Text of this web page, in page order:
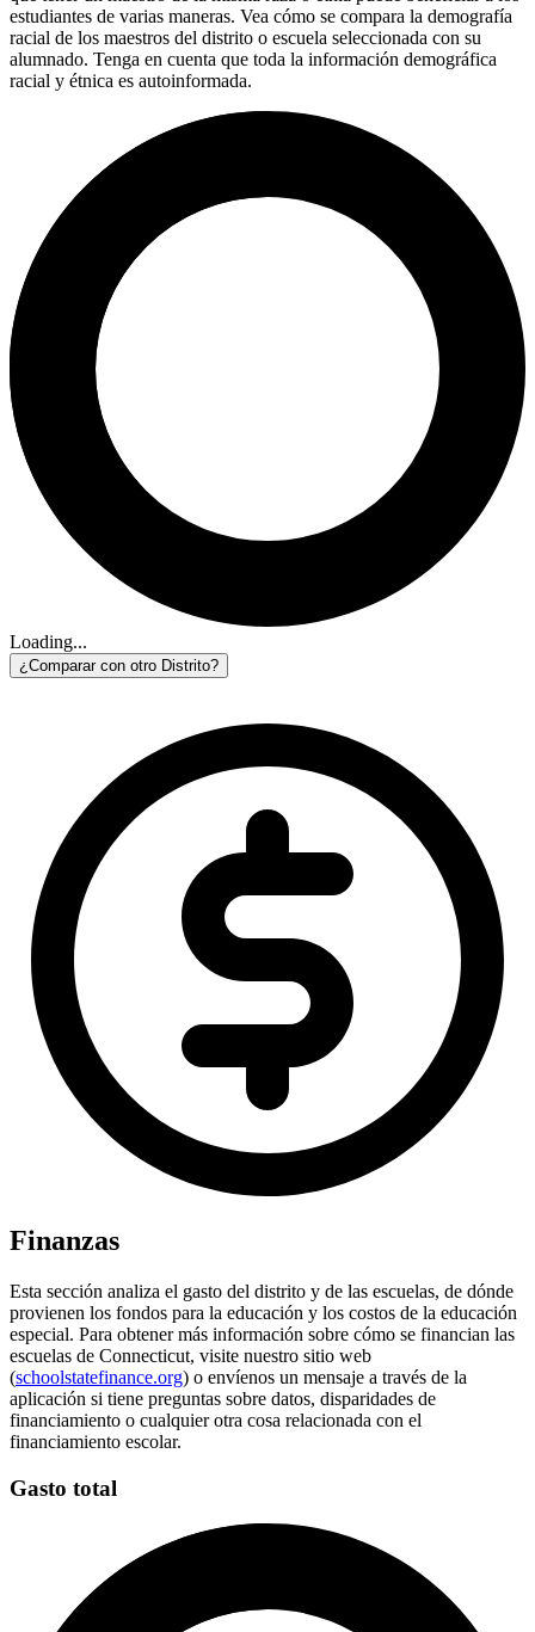
estudiantes de varias maneras. Vea cómo se compara la demografía
racial de los maestros del distrito o escuela seleccionada con su
alumnado. Tenga en cuenta que toda la información demográfica
racial y étnica es autoinformada.
Loading...
¿Comparar con otro Distrito?
Finanzas
Esta sección analiza el gasto del distrito y de las escuelas, de dónde
provienen los fondos para la educación y los costos de la educación
especial. Para obtener más información sobre cómo se financian las
escuelas de Connecticut, visite nuestro sitio web
(schoolstatefinance.org) o envíenos un mensaje a través de la
aplicación si tiene preguntas sobre datos, disparidades de
financiamiento o cualquier otra cosa relacionada con el
financiamiento escolar.
Gasto total